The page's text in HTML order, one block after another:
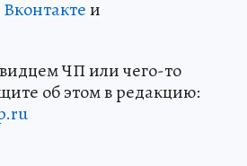
Вконтактеи
ЧП или чего-то
об этом в редакцию: